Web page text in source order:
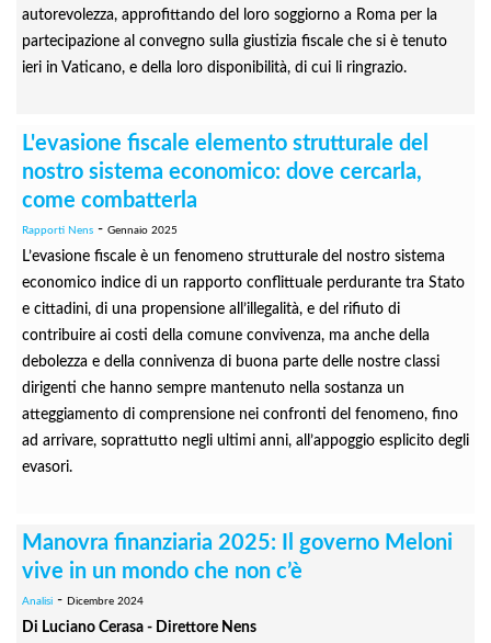
autorevolezza, approfittando del loro soggiorno a Roma per la
partecipazione al convegno sulla giustizia fiscale che si è tenuto
ieri in Vaticano, e della loro disponibilità, di cui li ringrazio.
L'evasione fiscale elemento strutturale del
nostro sistema economico: dove cercarla,
come combatterla
Rapporti Nens - Gennaio 2025
L’evasione fiscale è un fenomeno strutturale del nostro sistema
economico indice di un rapporto conflittuale perdurante tra Stato
e cittadini, di una propensione all’illegalità, e del rifiuto di
contribuire ai costi della comune convivenza, ma anche della
debolezza e della connivenza di buona parte delle nostre classi
dirigenti che hanno sempre mantenuto nella sostanza un
atteggiamento di comprensione nei confronti del fenomeno, fino
ad arrivare, soprattutto negli ultimi anni, all’appoggio esplicito degli
evasori.
Manovra finanziaria 2025: Il governo Meloni
vive in un mondo che non c’è
Analisi - Dicembre 2024
Di Luciano Cerasa - Direttore Nens